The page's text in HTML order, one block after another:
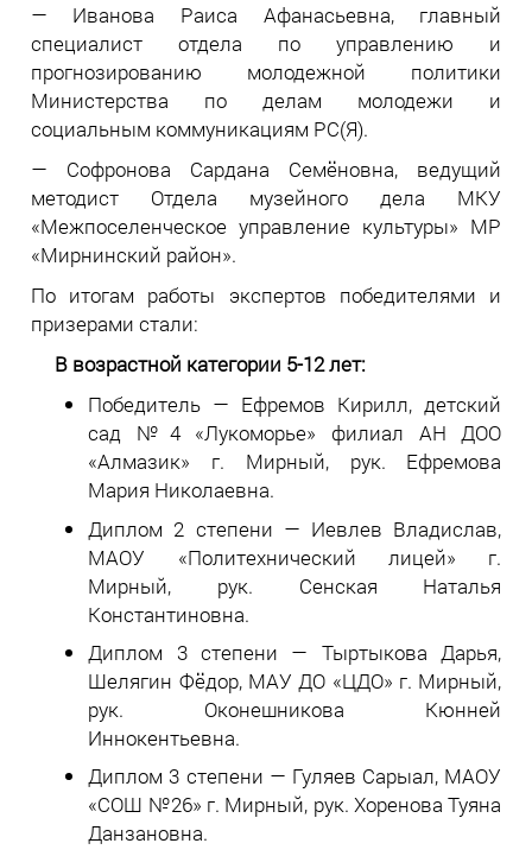
— Иванова Раиса Афанасьевна, главный
специалист отдела по управлению и
прогнозированию молодежной политики
Министерства по делам молодежи и
социальным коммуникациям РС(Я).
— Софронова Сардана Семёновна, ведущий
методист Отдела музейного дела МКУ
«Межпоселенческое управление культуры» МР
«Мирнинский район».
По итогам работы экспертов победителями и
призерами стали:
В возрастной категории 5-12 лет:
Победитель — Ефремов Кирилл, детский
сад №4 «Лукоморье» филиал АН ДОО
«Алмазик» г. Мирный, рук. Ефремова
Мария Николаевна.
Диплом 2 степени — Иевлев Владислав,
МАОУ «Политехнический лицей» г.
Мирный, рук. Сенская Наталья
Константиновна.
Диплом 3 степени — Тыртыкова Дарья,
Шелягин Фёдор, МАУ ДО «ЦДО» г. Мирный,
рук. Оконешникова Кюнней
Иннокентьевна.
Диплом 3 степени — Гуляев Сарыал, МАОУ
«СОШ №26» г. Мирный, рук. Хоренова Туяна
Данзановна.